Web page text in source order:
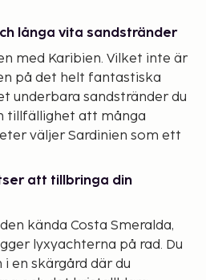
långa vita sandstränder
med Karibien. Vilket inte är
på det helt fantastiska
underbara sandstränder du
tillfällighet att många
väljer Sardinien som ett
att tillbringa din
kända Costa Smeralda,
lyxyachterna på rad. Du